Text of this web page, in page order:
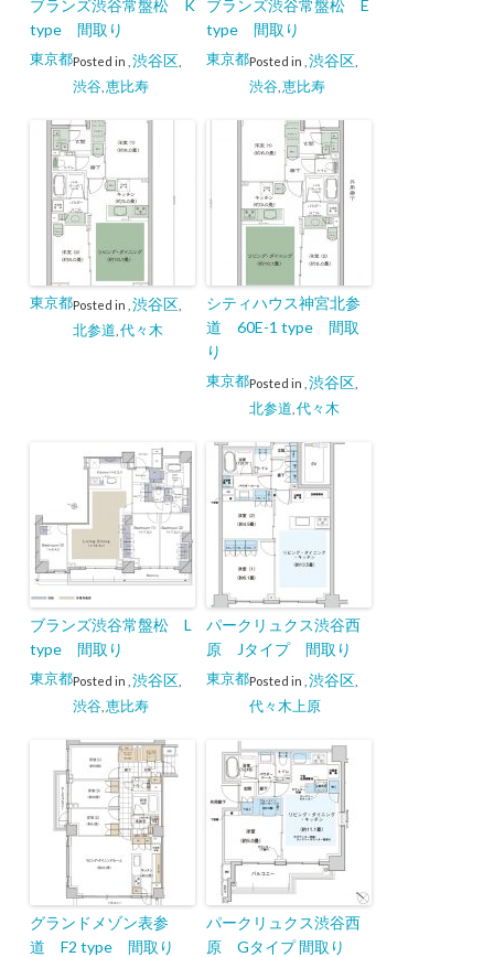
ブランズ渋谷常盤松 K
type 間取り
Posted in
東京都 渋谷区
渋谷, 恵比寿
ブランズ渋谷常盤松 E
type 間取り
Posted in
東京都 渋谷区
渋谷, 恵比寿
Posted in
東京都 渋谷区
北参道 代々木
シティハウス神宮北参
道 60E-1 type 間取
り
Posted in
東京都 渋谷区
北参道 代々木
ブランズ渋谷常盤松 L
type 間取り
Posted in
東京都 渋谷区
渋谷, 恵比寿
パークリュクス渋谷西
原 Jタイプ 間取り
Posted in
東京都 渋谷区
代々木上原
グランドメゾン表参
道 F2 type 間取り
パークリュクス渋谷西
原 Gタイプ 間取り